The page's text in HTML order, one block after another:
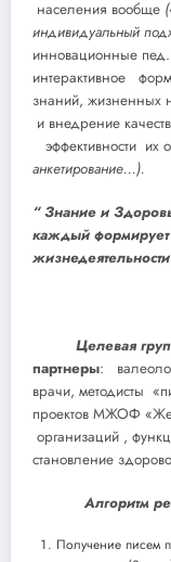
населения вообще
индивидуальный
инновационные пед.
интерактивное
знаний, жизненных
и внедрение
эффективности их
анкетирование…).
“ Знание и
каждый
Целевая
партнеры:
врачи, методисты
проектов МЖОФ
организаций ,
становление
Алгоритм
Получение писем